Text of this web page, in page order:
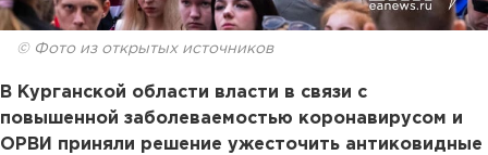
© Фото из открытых источников
В Курганской области власти в связи с
повышенной заболеваемостью коронавирусом и
ОРВИ приняли решение ужесточить антиковидные